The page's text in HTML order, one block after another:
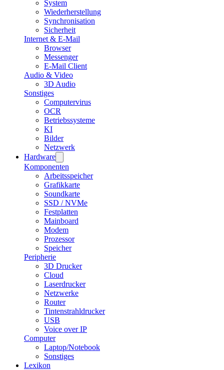
System
Wiederherstellung
Synchronisation
Sicherheit
Internet & E-Mail
Browser
Messenger
E-Mail Client
Audio & Video
3D Audio
Sonstiges
Computervirus
OCR
Betriebssysteme
KI
Bilder
Netzwerk
Hardware
Komponenten
Arbeitsspeicher
Grafikkarte
Soundkarte
SSD / NVMe
Festplatten
Mainboard
Modem
Prozessor
Speicher
Peripherie
3D Drucker
Cloud
Laserdrucker
Netzwerke
Router
Tintenstrahldrucker
USB
Voice over IP
Computer
Laptop/Notebook
Sonstiges
Lexikon